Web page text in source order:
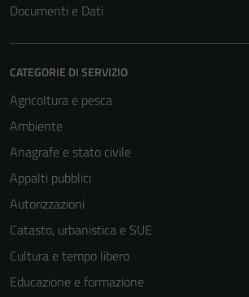
Documenti e Dati
CATEGORIE DI SERVIZIO
Agricoltura e pesca
Ambiente
Anagrafe e stato civile
Appalti pubblici
Autorizzazioni
Catasto, urbanistica e SUE
Cultura e tempo libero
Educazione e formazione